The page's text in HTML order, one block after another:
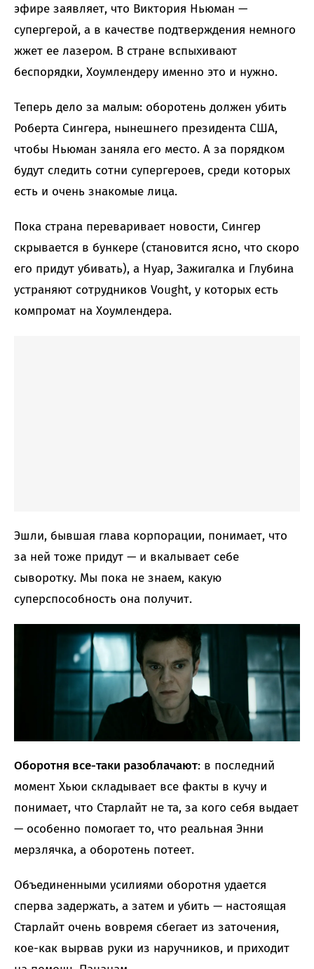
эфире заявляет, что Виктория Ньюман —
супергерой, а в качестве подтверждения немного
жжет ее лазером. В стране вспыхивают
беспорядки, Хоумлендеру именно это и нужно.
Теперь дело за малым: оборотень должен убить
Роберта Сингера, нынешнего президента США,
чтобы Ньюман заняла его место. А за порядком
будут следить сотни супергероев, среди которых
есть и очень знакомые лица.
Пока страна переваривает новости, Сингер
скрывается в бункере (становится ясно, что скоро
его придут убивать), а Нуар, Зажигалка и Глубина
устраняют сотрудников Vought, у которых есть
компромат на Хоумлендера.
Эшли, бывшая глава корпорации, понимает, что
за ней тоже придут — и вкалывает себе
сыворотку. Мы пока не знаем, какую
суперспособность она получит.
Оборотня все-таки разоблачают: в последний
момент Хьюи складывает все факты в кучу и
понимает, что Старлайт не та, за кого себя выдает
— особенно помогает то, что реальная Энни
мерзлячка, а оборотень потеет.
Объединенными усилиями оборотня удается
сперва задержать, а затем и убить — настоящая
Старлайт очень вовремя сбегает из заточения,
кое-как вырвав руки из наручников, и приходит